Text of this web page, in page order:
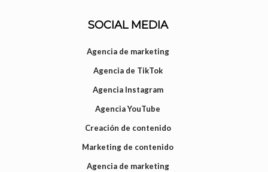
SOCIAL MEDIA
Agencia de marketing
Agencia de TikTok
Agencia Instagram
Agencia YouTube
Creación de contenido
Marketing de contenido
Agencia de marketing